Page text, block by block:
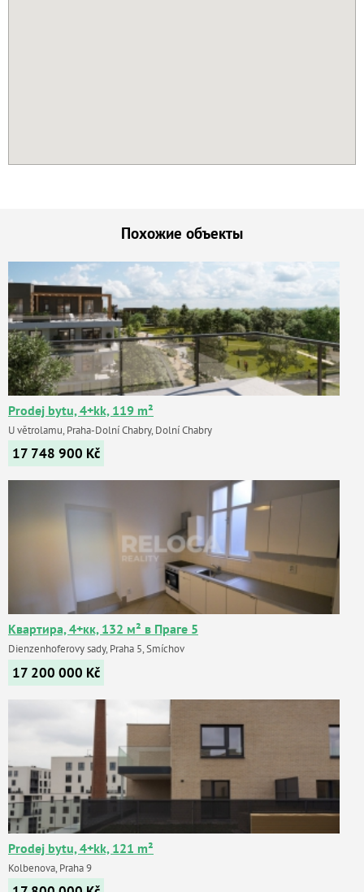
Похожие объекты
Prodej bytu, 4+kk, 119 m²
U větrolamu, Praha-Dolní Chabry, Dolní Chabry
17 748 900 Kč
Квартира, 4+кк, 132 м² в Праге 5
Dienzenhoferovy sady, Praha 5, Smíchov
17 200 000 Kč
Prodej bytu, 4+kk, 121 m²
Kolbenova, Praha 9